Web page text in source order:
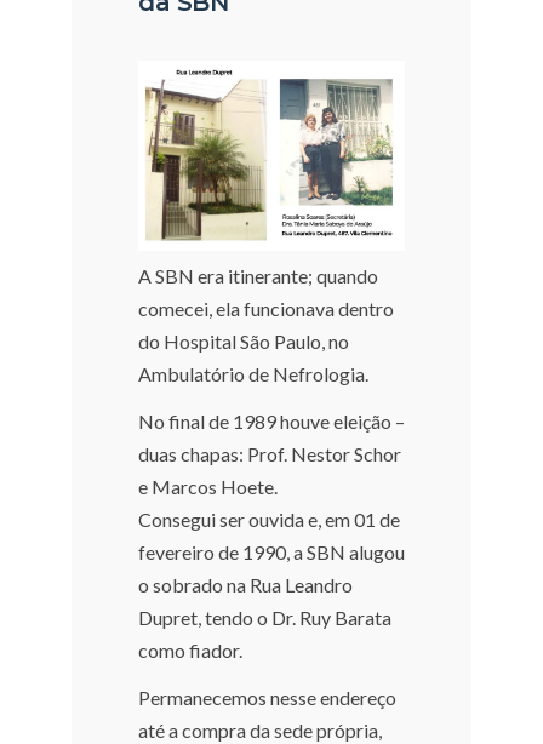
A SBN era itinerante; quando
comecei, ela funcionava dentro
do Hospital São Paulo, no
Ambulatório de Nefrologia.
No final de 1989 houve eleição –
duas chapas: Prof. Nestor Schor
e Marcos Hoete.
Consegui ser ouvida e, em 01 de
fevereiro de 1990, a SBN alugou
o sobrado na Rua Leandro
Dupret, tendo o Dr. Ruy Barata
como fiador.
Permanecemos nesse endereço
até a compra da sede própria,